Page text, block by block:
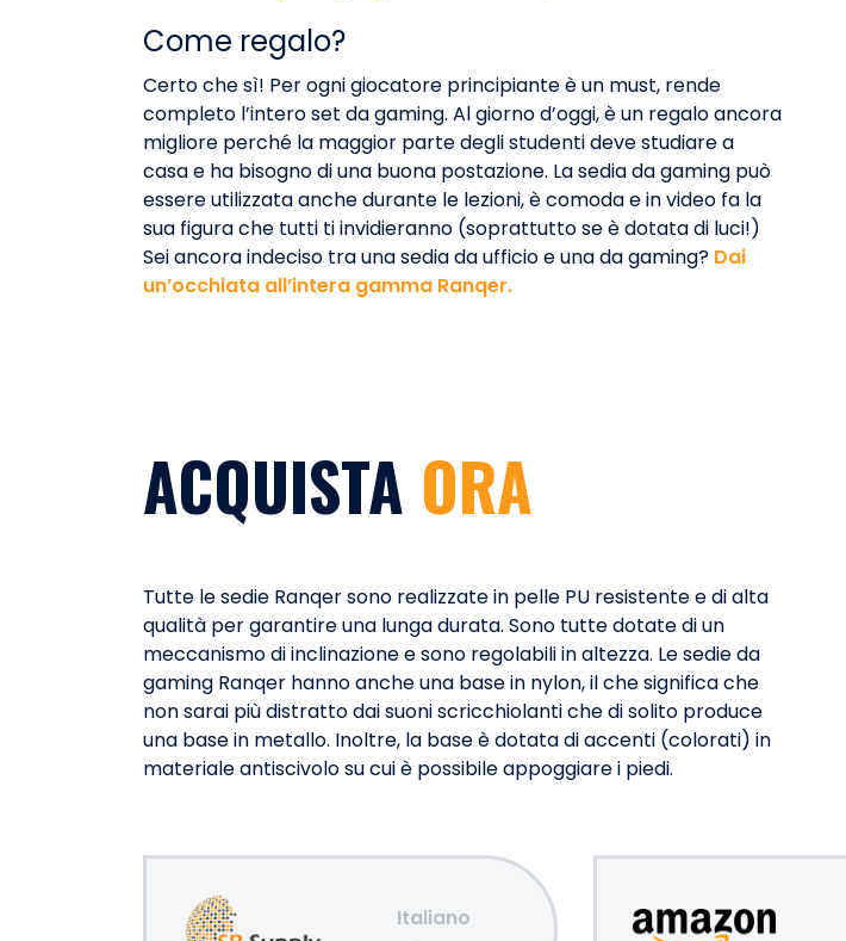
Come regalo?
Certo che sì! Per ogni giocatore principiante è un must, rende
completo l’intero set da gaming. Al giorno d’oggi, è un regalo ancora
migliore perché la maggior parte degli studenti deve studiare a
casa e ha bisogno di una buona postazione. La sedia da gaming può
essere utilizzata anche durante le lezioni, è comoda e in video fa la
sua figura che tutti ti invidieranno (soprattutto se è dotata di luci!)
Sei ancora indeciso tra una sedia da ufficio e una da gaming? Dai
un’occhiata all’intera gamma Ranqer.
ACQUISTA ORA
Tutte le sedie Ranqer sono realizzate in pelle PU resistente e di alta
qualità per garantire una lunga durata. Sono tutte dotate di un
meccanismo di inclinazione e sono regolabili in altezza. Le sedie da
gaming Ranqer hanno anche una base in nylon, il che significa che
non sarai più distratto dai suoni scricchiolanti che di solito produce
una base in metallo. Inoltre, la base è dotata di accenti (colorati) in
materiale antiscivolo su cui è possibile appoggiare i piedi.
Italiano